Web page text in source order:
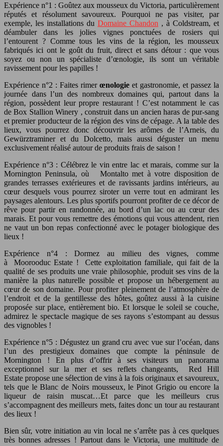
Expérience n°1 : Goûtez aux mousseux du Victoria, particulièrement
réputés et résolument savoureux. Pourquoi ne pas visiter, par
exemple, les installations du Domaine Chandon , à Coldstream, et
déambuler dans les jolies vignes ponctuées de rosiers qui
l’entourent ? Comme tous les vins de la région, les mousseux
fabriqués ici ont le goût du fruit, direct et sans détour : que vous
soyez ou non un spécialiste d’œnologie, ils sont un véritable
ravissement pour les papilles !
Expérience n°2 : Faites rimer œnologie et gastronomie, et passez la
journée dans l’un des nombreux domaines qui, partout dans la
région, possèdent leur propre restaurant ! C’est notamment le cas
de Box Stallion Winery , construit dans un ancien haras de pur-sang
et premier producteur de la région des vins de cépage. A la table des
lieux, vous pourrez donc découvrir les arômes de l’Arneis, du
Gewürztraminer et du Dolcetto, mais aussi déguster un menu
exclusivement réalisé autour de produits frais de saison !
Expérience n°3 : Célébrez le vin entre lac et marais, comme sur la
Mornington Peninsula, où Montalto met à votre disposition de
grandes terrasses extérieures et de ravissants jardins intérieurs, au
cœur desquels vous pourrez siroter un verre tout en admirant les
paysages alentours. Les plus sportifs pourront profiter de ce décor de
rêve pour partir en randonnée, au bord d’un lac ou au cœur des
marais. Et pour vous remettre des émotions qui vous attendent, rien
ne vaut un bon repas confectionné avec le potager biologique des
lieux !
Expérience n°4 : Dormez au milieu des vignes, comme
à Moorooduc Estate ! Cette exploitation familiale, qui fait de la
qualité de ses produits une vraie philosophie, produit ses vins de la
manière la plus naturelle possible et propose un hébergement au
cœur de son domaine. Pour profiter pleinement de l’atmosphère de
l’endroit et de la gentillesse des hôtes, goûtez aussi à la cuisine
proposée sur place, entièrement bio. Et lorsque le soleil se couche,
admirez le spectacle magique de ses rayons s’estompant au dessus
des vignobles !
Expérience n°5 : Dégustez un grand cru avec vue sur l’océan, dans
l’un des prestigieux domaines que compte la péninsule de
Mornington ! En plus d’offrir à ses visiteurs un panorama
exceptionnel sur la mer et ses reflets changeants, Red Hill
Estate propose une sélection de vins à la fois originaux et savoureux,
tels que le Blanc de Noirs mousseux, le Pinot Grigio ou encore la
liqueur de raisin muscat…Et parce que les meilleurs crus
s’accompagnent des meilleurs mets, faites donc un tour au restaurant
des lieux !
Bien sûr, votre initiation au vin local ne s’arrête pas à ces quelques
très bonnes adresses ! Partout dans le Victoria, une multitude de